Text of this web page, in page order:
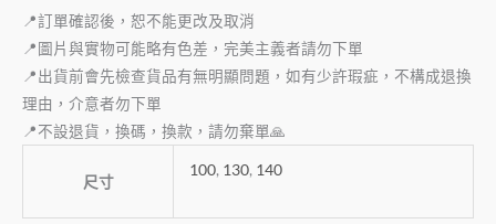
📍訂單確認後，恕不能更改及取消
📍圖片與實物可能略有色差，完美主義者請勿下單
📍出貨前會先檢查貨品有無明顯問題，如有少許瑕疵，不構成退換
理由，介意者勿下單
📍不設退貨，換碼，換款，請勿棄單🙏
尺寸
100, 130, 140